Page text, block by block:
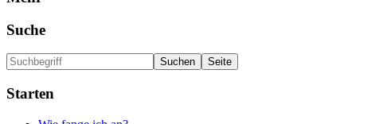
Suche
Starten